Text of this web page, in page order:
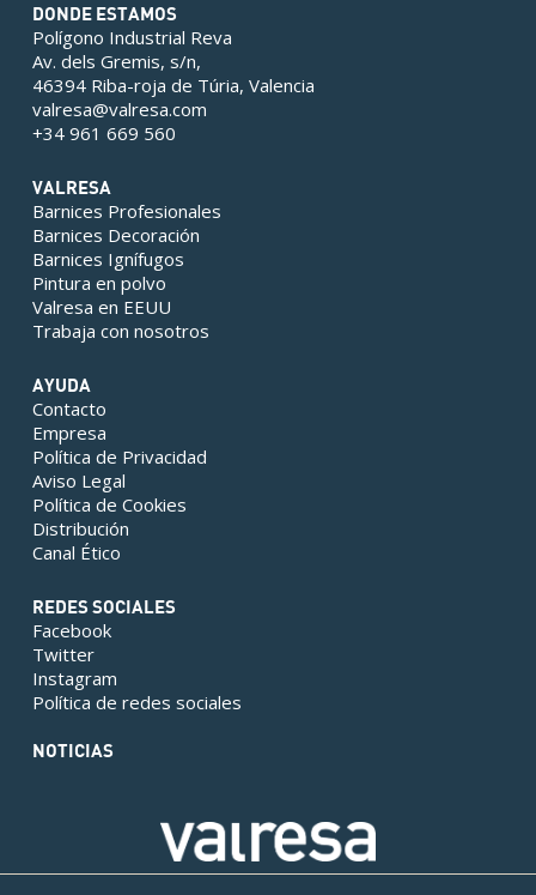
DONDE ESTAMOS
Polígono Industrial Reva
Av. dels Gremis, s/n,
46394 Riba-roja de Túria, Valencia
valresa@valresa.com
+34 961 669 560
VALRESA
Barnices Profesionales
Barnices Decoración
Barnices Ignífugos
Pintura en polvo
Valresa en EEUU
Trabaja con nosotros
AYUDA
Contacto
Empresa
Política de Privacidad
Aviso Legal
Política de Cookies
Distribución
Canal Ético
REDES SOCIALES
Facebook
Twitter
Instagram
Política de redes sociales
NOTICIAS